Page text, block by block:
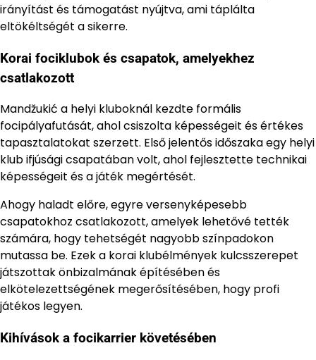
irányítást és támogatást nyújtva, ami táplálta
eltökéltségét a sikerre.
Korai fociklubok és csapatok, amelyekhez
csatlakozott
Mandžukić a helyi kluboknál kezdte formális
focipályafutását, ahol csiszolta képességeit és értékes
tapasztalatokat szerzett. Első jelentős időszaka egy helyi
klub ifjúsági csapatában volt, ahol fejlesztette technikai
képességeit és a játék megértését.
Ahogy haladt előre, egyre versenyképesebb
csapatokhoz csatlakozott, amelyek lehetővé tették
számára, hogy tehetségét nagyobb színpadokon
mutassa be. Ezek a korai klubélmények kulcsszerepet
játszottak önbizalmának építésében és
elkötelezettségének megerősítésében, hogy profi
játékos legyen.
Kihívások a focikarrier követésében